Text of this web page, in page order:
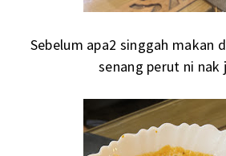
Sebelum apa2 singgah makan
senang perut ni nak